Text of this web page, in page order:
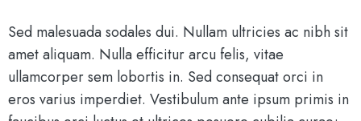
Sed malesuada sodales dui. Nullam ultricies ac nibh sit
amet aliquam. Nulla efficitur arcu felis, vitae
ullamcorper sem lobortis in. Sed consequat orci in
eros varius imperdiet. Vestibulum ante ipsum primis in